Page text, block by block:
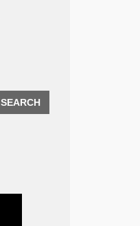
SEARCH